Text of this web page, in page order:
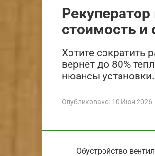
стоимость и
Хотите сократить
вернет до 80%
нюансы установки.
Опубликовано: 10 Июн 2026
Обустройство